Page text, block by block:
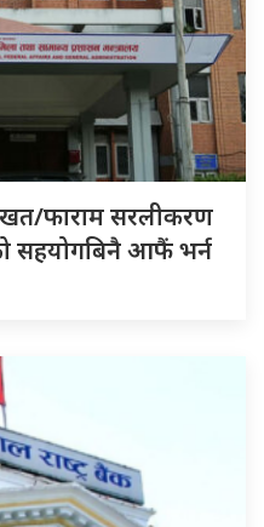
फाराम सरलीकरण
सहयोगबिनै आफैं भर्न